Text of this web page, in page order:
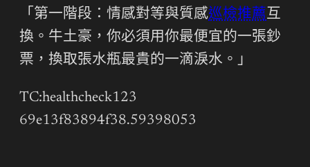
「第一階段：情感對等與質感巡檢推薦互
換。牛土豪，你必須用你最便宜的一張鈔
票，換取張水瓶最貴的一滴淚水。」
TC:healthcheck123
69e13f83894f38.59398053